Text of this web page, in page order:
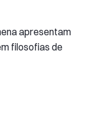
apresentam
filosofias de